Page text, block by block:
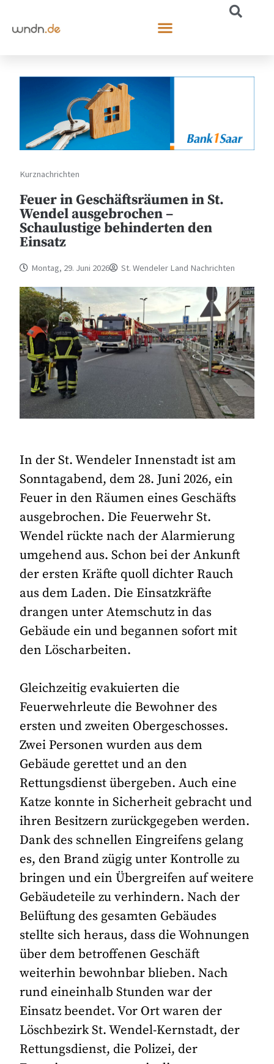
Kurznachrichten
Feuer in Geschäftsräumen in St.
Wendel ausgebrochen –
Schaulustige behinderten den
Einsatz
Montag, 29. Juni 2026 St. Wendeler Land Nachrichten
In der St. Wendeler Innenstadt ist am
Sonntagabend, dem 28. Juni 2026, ein
Feuer in den Räumen eines Geschäfts
ausgebrochen. Die Feuerwehr St.
Wendel rückte nach der Alarmierung
umgehend aus. Schon bei der Ankunft
der ersten Kräfte quoll dichter Rauch
aus dem Laden. Die Einsatzkräfte
drangen unter Atemschutz in das
Gebäude ein und begannen sofort mit
den Löscharbeiten.
Gleichzeitig evakuierten die
Feuerwehrleute die Bewohner des
ersten und zweiten Obergeschosses.
Zwei Personen wurden aus dem
Gebäude gerettet und an den
Rettungsdienst übergeben. Auch eine
Katze konnte in Sicherheit gebracht und
ihren Besitzern zurückgegeben werden.
Dank des schnellen Eingreifens gelang
es, den Brand zügig unter Kontrolle zu
bringen und ein Übergreifen auf weitere
Gebäudeteile zu verhindern. Nach der
Belüftung des gesamten Gebäudes
stellte sich heraus, dass die Wohnungen
über dem betroffenen Geschäft
weiterhin bewohnbar blieben. Nach
rund eineinhalb Stunden war der
Einsatz beendet. Vor Ort waren der
Löschbezirk St. Wendel-Kernstadt, der
Rettungsdienst, die Polizei, der